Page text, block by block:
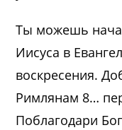
Ты можешь
Иисуса в
воскресения.
Римлянам 8…
Поблагодари